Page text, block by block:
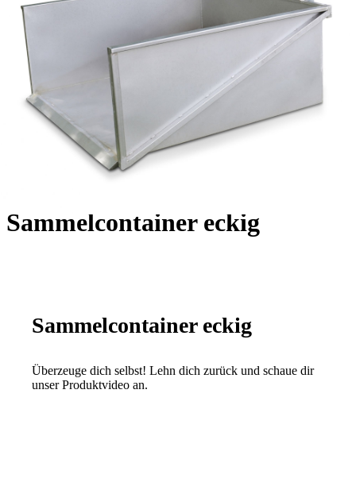
Sammelcontainer eckig
Sammelcontainer eckig
Überzeuge dich selbst! Lehn dich zurück und schaue dir
unser Produktvideo an.